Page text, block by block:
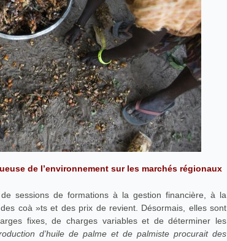
de l’environnement sur les marchés régionaux
sessions de formations à la gestion financière, à la
coà »ts et des prix de revient. Désormais, elles sont
fixes, de charges variables et de déterminer les
d’huile de palme et de palmiste procurait des